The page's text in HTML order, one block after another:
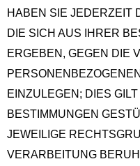
HABEN SIE JEDERZEIT
DIE SICH AUS IHRER
ERGEBEN, GEGEN DIE
EINZULEGEN; DIES
BESTIMMUNGEN
JEWEILIGE
VERARBEITUNG